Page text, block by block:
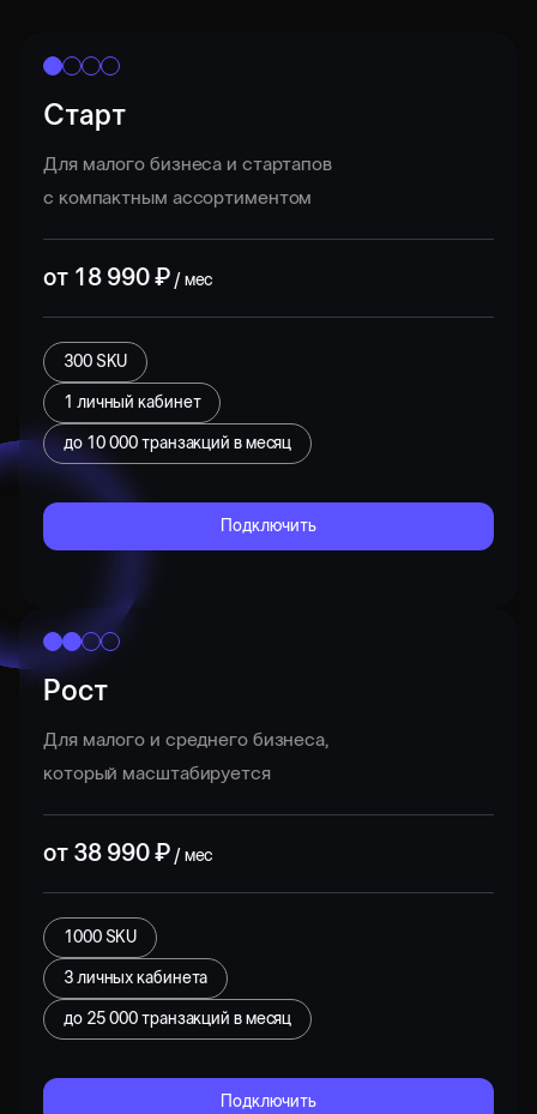
Старт
Для малого бизнеса и стартапов
с компактным ассортиментом
от 18 990 ₽/ мес
300 SKU
1 личный кабинет
до 10 000 транзакций в месяц
Подключить
Рост
Для малого и среднего бизнеса,
который масштабируется
от 38 990 ₽/ мес
1000 SKU
3 личных кабинета
до 25 000 транзакций в месяц
Подключить